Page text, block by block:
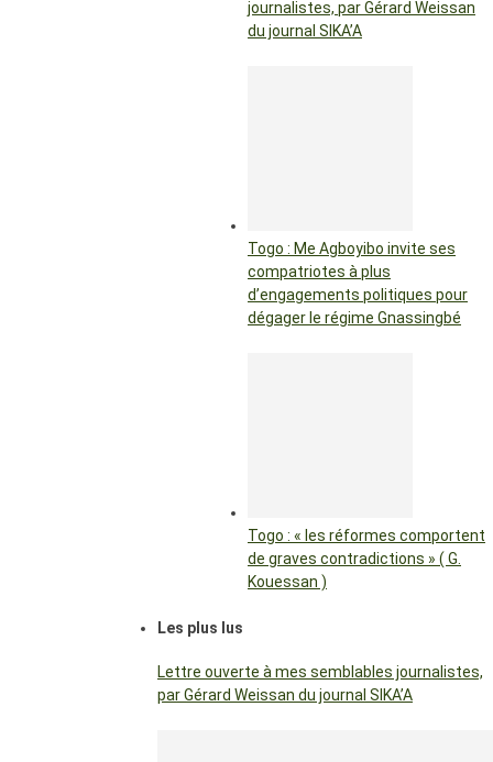
journalistes, par Gérard Weissan
du journal SIKA’A
Togo : Me Agboyibo invite ses
compatriotes à plus
d’engagements politiques pour
dégager le régime Gnassingbé
Togo : « les réformes comportent
de graves contradictions » ( G.
Kouessan )
Les plus lus
Lettre ouverte à mes semblables journalistes,
par Gérard Weissan du journal SIKA’A